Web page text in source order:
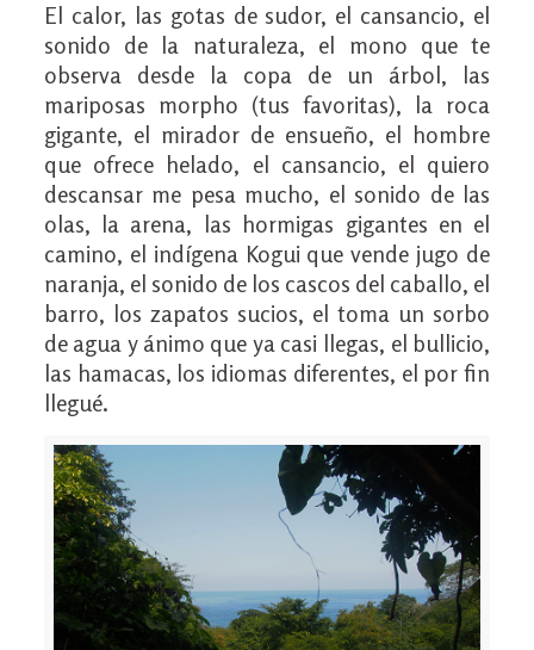
El calor, las gotas de sudor, el cansancio, el
sonido de la naturaleza, el mono que te
observa desde la copa de un árbol, las
mariposas morpho (tus favoritas), la roca
gigante, el mirador de ensueño, el hombre
que ofrece helado, el cansancio, el quiero
descansar me pesa mucho, el sonido de las
olas, la arena, las hormigas gigantes en el
camino, el indígena Kogui que vende jugo de
naranja, el sonido de los cascos del caballo, el
barro, los zapatos sucios, el toma un sorbo
de agua y ánimo que ya casi llegas, el bullicio,
las hamacas, los idiomas diferentes, el por fin
llegué.